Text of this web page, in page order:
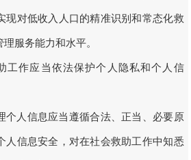
现对低收入人口的精准识别和常态化救
服务能力和水平。
工作应当依法保护个人隐私和个人信
个人信息应当遵循合法、正当、必要原
人信息安全，对在社会救助工作中知悉